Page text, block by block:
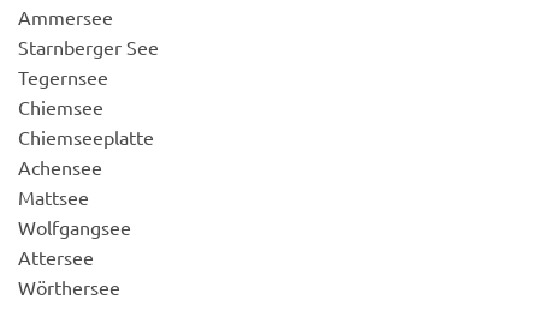
Ammersee
Starnberger See
Tegernsee
Chiemsee
Chiemseeplatte
Achensee
Mattsee
Wolfgangsee
Attersee
Wörthersee